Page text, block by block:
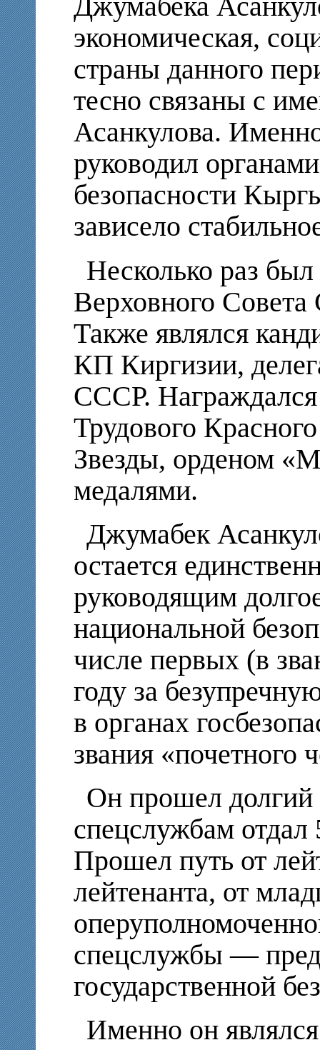
Джумабека
экономическая,
страны данного
тесно связаны с
Асанкулова.
руководил
безопасности
зависело
Несколько раз
Верховного
Также являлся
КП Киргизии,
СССР.
Трудового
Звезды, орденом
медалями.
Джумабек
остается
руководящим
национальной
числе первых (в
году за
в органах
звания
Он прошел долгий
спецслужбам отдал
Прошел путь от
лейтенанта, от
спецслужбы —
государственной
Именно он